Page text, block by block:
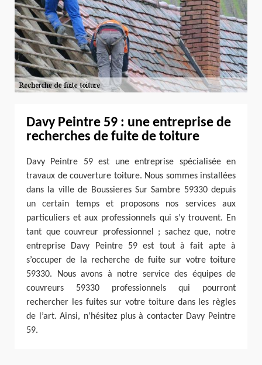
Davy Peintre 59 : une entreprise de
recherches de fuite de toiture
Davy Peintre 59 est une entreprise spécialisée en
travaux de couverture toiture. Nous sommes installées
dans la ville de Boussieres Sur Sambre 59330 depuis
un certain temps et proposons nos services aux
particuliers et aux professionnels qui s’y trouvent. En
tant que couvreur professionnel ; sachez que, notre
entreprise Davy Peintre 59 est tout à fait apte à
s’occuper de la recherche de fuite sur votre toiture
59330. Nous avons à notre service des équipes de
couvreurs 59330 professionnels qui pourront
rechercher les fuites sur votre toiture dans les règles
de l’art. Ainsi, n’hésitez plus à contacter Davy Peintre
59.